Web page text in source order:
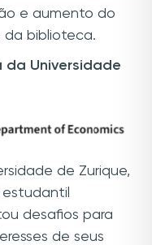
e aumento do
da biblioteca.
da Universidade
de Zurique,
desafios para
de seus